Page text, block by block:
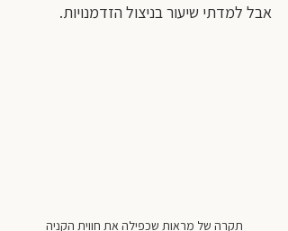
אבל למדתי שיעור בניצול הזדמנויות.
תקרה של מראות שכפילה את חווית הקניה